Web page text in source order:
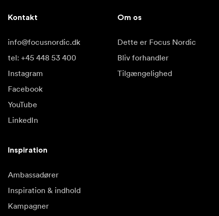
Kontakt
info@focusnordic.dk
tel: +45 448 53 400
Instagram
Facebook
YouTube
LinkedIn
Om os
Dette er Focus Nordic
Bliv forhandler
Tilgængelighed
Inspiration
Ambassadører
Inspiration & indhold
Kampagner